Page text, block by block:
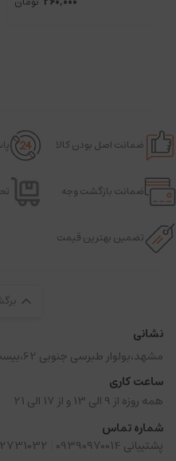
ضمانت اصل بودن کالا
ضمانت بازگشت وجه
تضمین بهترین قیمت
نشانی
مشهد،بولوار طبرسی جنوبی 62،بیست متری کافی،کافی 10 پلاک 4 واحد 2
ساعت کاری
همه روزه از 9 الی 13 و از 17 الی 21
شماره تماس
پشتیبانی 09390970014